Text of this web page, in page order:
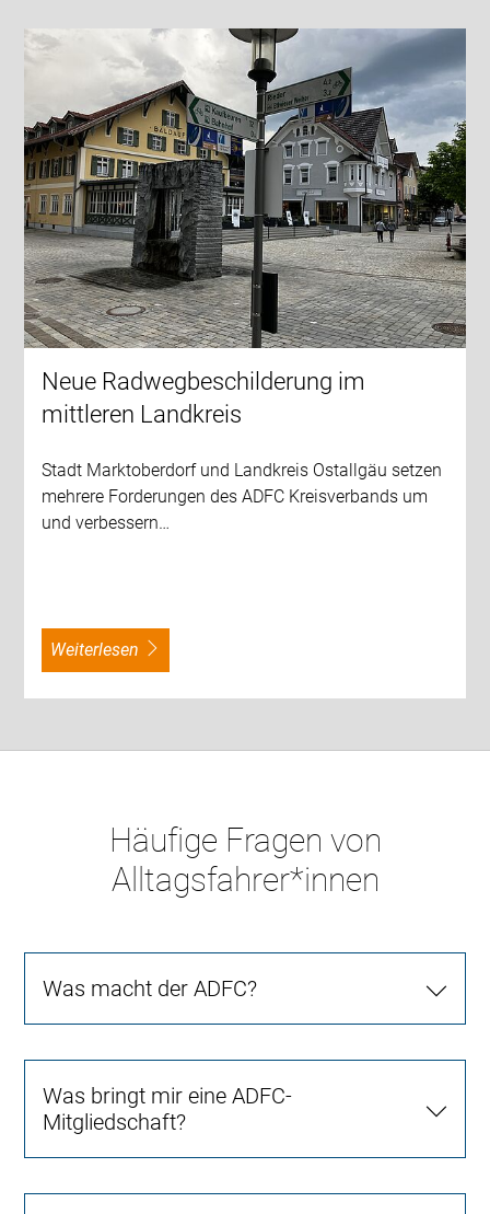
Neue Radwegbeschilderung im
mittleren Landkreis
Stadt Marktoberdorf und Landkreis Ostallgäu setzen
mehrere Forderungen des ADFC Kreisverbands um
und verbessern…
weiterlesen
Häufige Fragen von
Alltagsfahrer*innen
Was macht der ADFC?
Was bringt mir eine ADFC-
Mitgliedschaft?